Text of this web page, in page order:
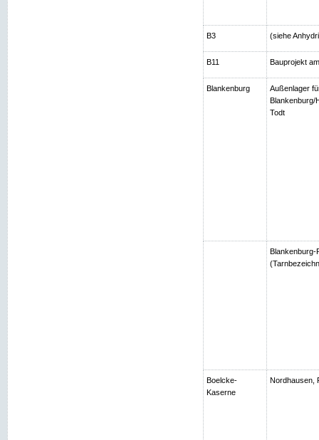
B3 (siehe
B11 Bauprojekt
Blankenburg
Außenlager
Blankenburg/
Todt
Blankenburg-
Boelcke-
Kaserne
Nordhausen,